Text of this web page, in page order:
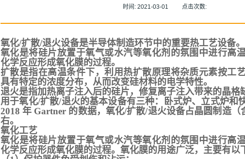
时间: 2021-03-01 点击次数:
氧化/扩散/退火设备是半导体制造环节中的重要热工艺设备。
氧化是将硅片放置于氧气或水汽等氧化剂的氛围中进行高
化学反应形成氧化膜的过程。
扩散是指在高温条件下，利用热扩散原理将杂质元素按工
具有特定的浓度分布，从而改变硅材料的电学特性。
退火是指加热离子注入后的硅片，修复离子注入带来的晶格
用于氧化/扩散/退火的基本设备有三种：卧式炉、立式炉和
2018 年 Gartner 的数据，氧化/扩散/退火设备占晶圆制造
右。
氧化工艺
氧化是将硅片放置于氧气或水汽等氧化剂的氛围中进行高
化学反应形成氧化膜的过程。氧化膜的用途广泛，主要有以